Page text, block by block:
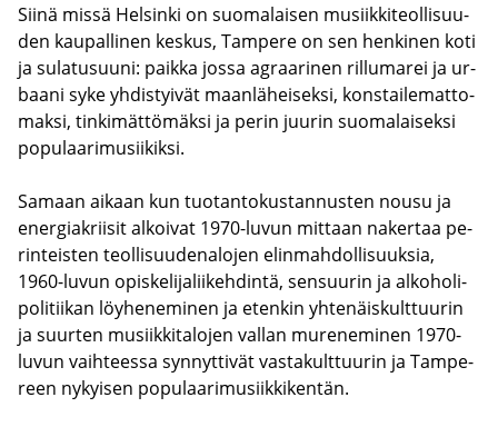
Siinä missä Hel­sin­ki on suo­ma­lai­sen musiik­ki­teol­li­suu­
den kau­pal­li­nen kes­kus, Tam­pe­re on sen hen­ki­nen koti
ja su­la­tusuu­ni: paik­ka jossa agraa­ri­nen ril­lu­ma­rei ja ur­
baa­ni syke yh­dis­tyi­vät maan­lä­hei­sek­si, kons­tai­le­mat­to­
mak­si, tin­ki­mät­tö­mäk­si ja perin juu­rin suo­ma­lai­sek­si
po­pu­laa­ri­musii­kik­si.
Sa­maan ai­kaan kun tuo­tan­to­kus­tan­nus­ten nousu ja
ener­gia­krii­sit al­koi­vat 1970-​luvun mit­taan na­ker­taa pe­
rin­teis­ten teol­li­suu­de­na­lo­jen elin­mah­dol­li­suuk­sia,
1960-​luvun opis­ke­li­ja­lii­keh­din­tä, sen­suu­rin ja al­ko­ho­li­
po­li­tii­kan löy­he­ne­mi­nen ja eten­kin yh­te­näis­kult­tuu­rin
ja suur­ten musiik­ki­ta­lo­jen val­lan mu­re­ne­mi­nen 1970-​
luvun vaih­tees­sa syn­nyt­ti­vät vas­ta­kult­tuu­rin ja Tam­pe­
reen ny­kyi­sen po­pu­laa­ri­musiik­ki­ken­tän.